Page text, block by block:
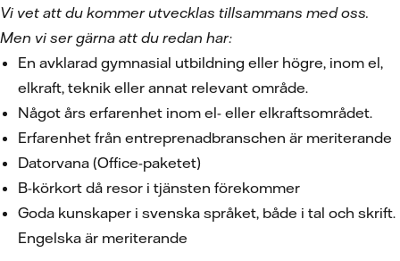
Vi vet att du kommer utvecklas tillsammans med oss.
Men vi ser gärna att du redan har:
En avklarad gymnasial utbildning eller högre, inom el,
elkraft, teknik eller annat relevant område.
Något års erfarenhet inom el- eller elkraftsområdet.
Erfarenhet från entreprenadbranschen är meriterande
Datorvana (Office-paketet)
B-körkort då resor i tjänsten förekommer
Goda kunskaper i svenska språket, både i tal och skrift.
Engelska är meriterande